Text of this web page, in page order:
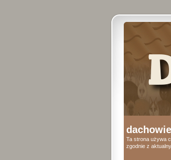
Ta strona używa
zgodnie z